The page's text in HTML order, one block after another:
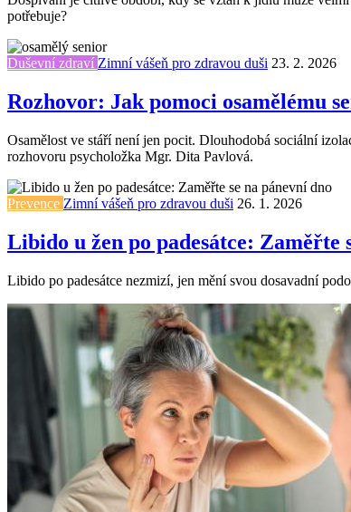
potřebuje?
Duševní zdraví Zimní vášeň pro zdravou duši 23. 2. 2026
Rozhovor: Jak pomoci osamělému
Osamělost ve stáří není jen pocit. Dlouhodobá sociální
rozhovoru psycholožka Mgr. Dita Pavlová.
Prevence Zimní vášeň pro zdravou duši 26. 1. 2026
Libido u žen po padesátce: Zaměřte
Libido po padesátce nezmizí, jen mění svou dosavadní